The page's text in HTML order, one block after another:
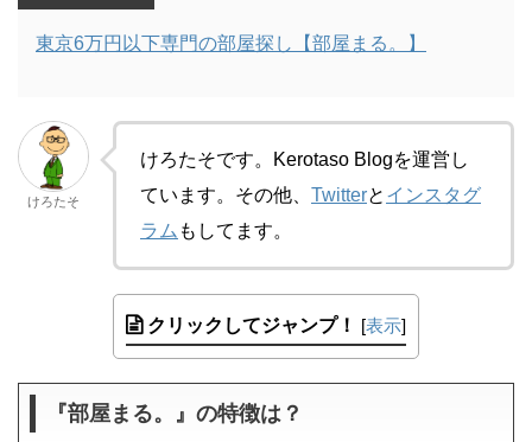
東京6万円以下専門の部屋探し【部屋まる。】
けろたそ
けろたそです。Kerotaso Blogを運営し
ています。その他、 Twitterと インスタグ
ラム もしてます。
クリックしてジャンプ！ [表示]
『部屋まる。』の特徴は？